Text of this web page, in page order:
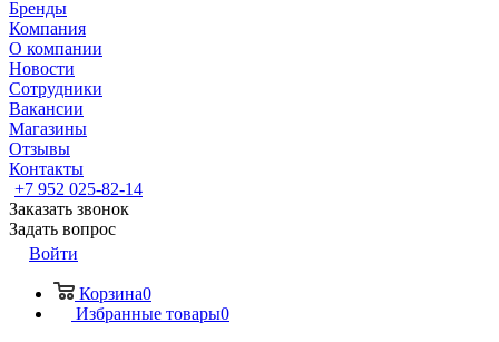
Бренды
Компания
О компании
Новости
Сотрудники
Вакансии
Магазины
Отзывы
Контакты
+7 952 025-82-14
Заказать звонок
Задать вопрос
Войти
Корзина0
Избранные товары0